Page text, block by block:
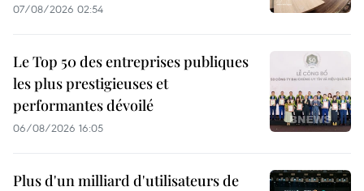
07/08/2026 02:54
Le Top 50 des entreprises publiques
les plus prestigieuses et
performantes dévoilé
06/08/2026 16:05
Plus d'un milliard d'utilisateurs de